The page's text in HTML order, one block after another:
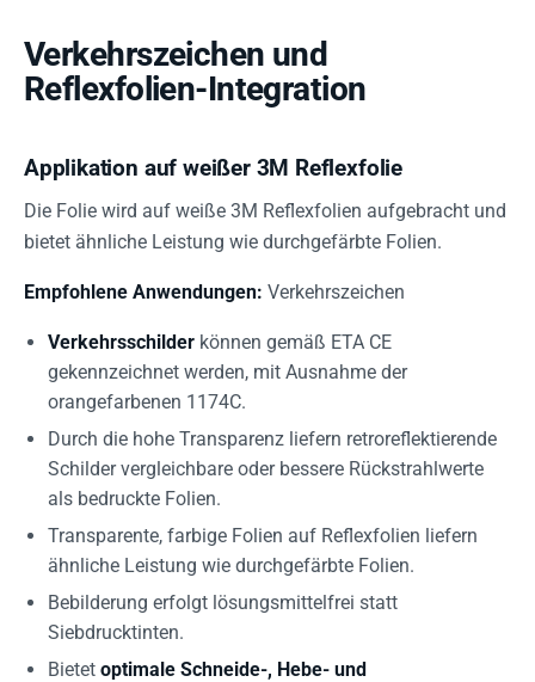
Verkehrszeichen und
Reflexfolien-Integration
Applikation auf weißer 3M Reflexfolie
Die Folie wird auf weiße 3M Reflexfolien aufgebracht und
bietet ähnliche Leistung wie durchgefärbte Folien.
Empfohlene Anwendungen: Verkehrszeichen
Verkehrsschilder können gemäß ETA CE
gekennzeichnet werden, mit Ausnahme der
orangefarbenen 1174C.
Durch die hohe Transparenz liefern retroreflektierende
Schilder vergleichbare oder bessere Rückstrahlwerte
als bedruckte Folien.
Transparente, farbige Folien auf Reflexfolien liefern
ähnliche Leistung wie durchgefärbte Folien.
Bebilderung erfolgt lösungsmittelfrei statt
Siebdrucktinten.
Bietet optimale Schneide-, Hebe- und